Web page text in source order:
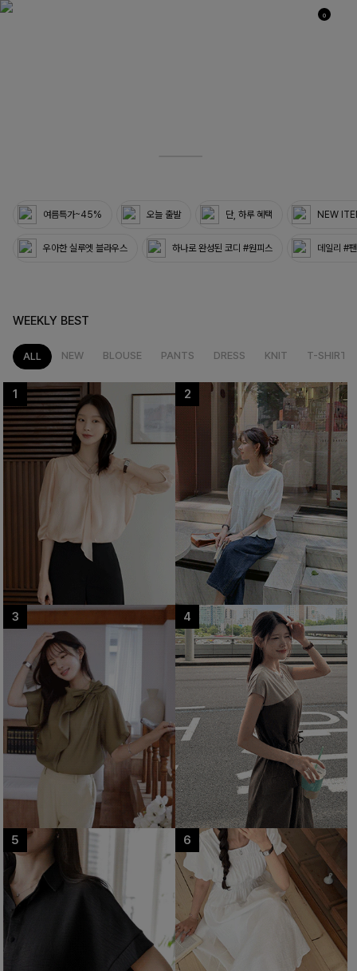
0
여름특가~45% 오늘 출발 단, 하루 혜택 NEW
우아한 실루엣 블라우스 하나로 완성된 코디 #원피스 데일리 #
WEEKLY BEST
ALL NEW BLOUSE PANTS DRESS KNIT T-SHIRT